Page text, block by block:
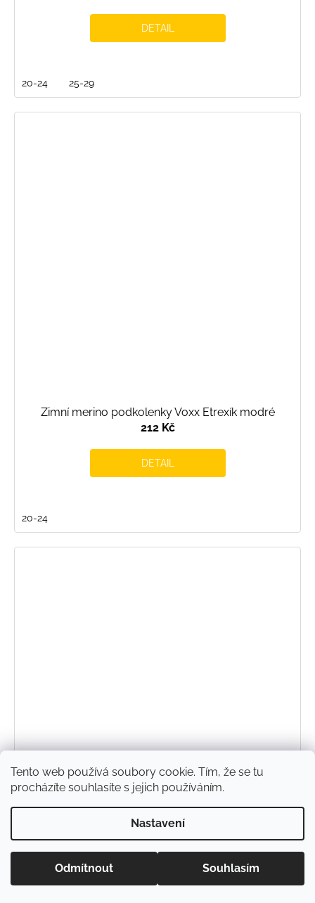
Tento web používá soubory cookie. Tím, že se tu
procházíte souhlasíte s jejich používáním.
Nastavení
Odmítnout Souhlasím
DETAIL
20-24 25-29
Zimní merino podkolenky Voxx Etrexík modré
212 Kč
DETAIL
20-24